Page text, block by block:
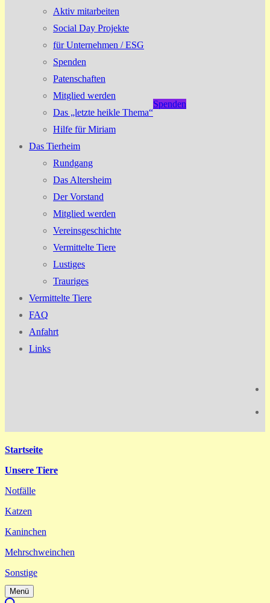
Aktiv mitarbeiten
Social Day Projekte
für Unternehmen / ESG
Spenden
Patenschaften
Mitglied werden
Das „letzte heikle Thema“
Hilfe für Miriam
Das Tierheim
Rundgang
Das Altersheim
Der Vorstand
Mitglied werden
Vereinsgeschichte
Vermittelte Tiere
Lustiges
Trauriges
Vermittelte Tiere
FAQ
Anfahrt
Links
Spenden
Startseite
Unsere Tiere
Notfälle
Katzen
Kaninchen
Mehrschweinchen
Sonstige
Menü